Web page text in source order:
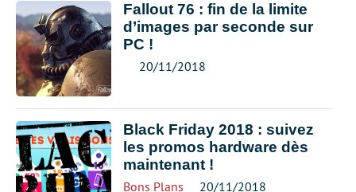
Fallout 76 : fin de la limite
d’images par seconde sur
PC !
20/11/2018
Black Friday 2018 : suivez
les promos hardware dès
maintenant !
Bons Plans 20/11/2018